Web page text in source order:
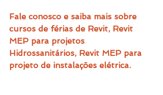
Fale conosco e saiba mais sobre
cursos de férias de Revit, Revit
MEP para projetos
Hidrossanitários, Revit MEP para
projeto de instalações elétrica.